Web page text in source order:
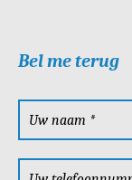
Bel me terug